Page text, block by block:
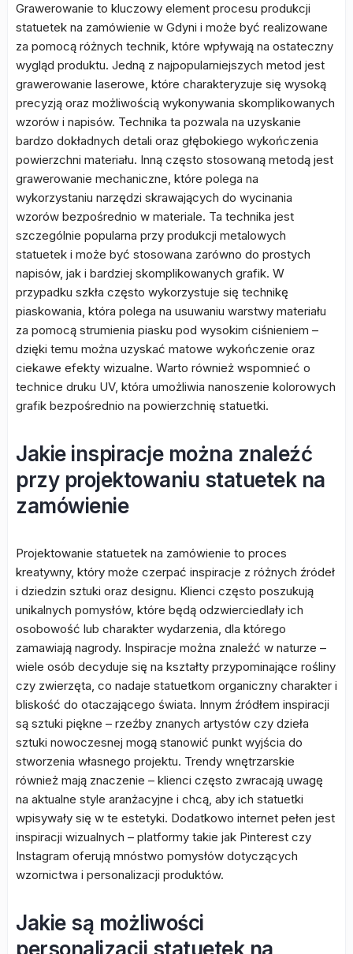
Grawerowanie to kluczowy element procesu produkcji
statuetek na zamówienie w Gdyni i może być realizowane
za pomocą różnych technik, które wpływają na ostateczny
wygląd produktu. Jedną z najpopularniejszych metod jest
grawerowanie laserowe, które charakteryzuje się wysoką
precyzją oraz możliwością wykonywania skomplikowanych
wzorów i napisów. Technika ta pozwala na uzyskanie
bardzo dokładnych detali oraz głębokiego wykończenia
powierzchni materiału. Inną często stosowaną metodą jest
grawerowanie mechaniczne, które polega na
wykorzystaniu narzędzi skrawających do wycinania
wzorów bezpośrednio w materiale. Ta technika jest
szczególnie popularna przy produkcji metalowych
statuetek i może być stosowana zarówno do prostych
napisów, jak i bardziej skomplikowanych grafik. W
przypadku szkła często wykorzystuje się technikę
piaskowania, która polega na usuwaniu warstwy materiału
za pomocą strumienia piasku pod wysokim ciśnieniem –
dzięki temu można uzyskać matowe wykończenie oraz
ciekawe efekty wizualne. Warto również wspomnieć o
technice druku UV, która umożliwia nanoszenie kolorowych
grafik bezpośrednio na powierzchnię statuetki.
Jakie inspiracje można znaleźć
przy projektowaniu statuetek na
zamówienie
Projektowanie statuetek na zamówienie to proces
kreatywny, który może czerpać inspiracje z różnych źródeł
i dziedzin sztuki oraz designu. Klienci często poszukują
unikalnych pomysłów, które będą odzwierciedlały ich
osobowość lub charakter wydarzenia, dla którego
zamawiają nagrody. Inspiracje można znaleźć w naturze –
wiele osób decyduje się na kształty przypominające rośliny
czy zwierzęta, co nadaje statuetkom organiczny charakter i
bliskość do otaczającego świata. Innym źródłem inspiracji
są sztuki piękne – rzeźby znanych artystów czy dzieła
sztuki nowoczesnej mogą stanowić punkt wyjścia do
stworzenia własnego projektu. Trendy wnętrzarskie
również mają znaczenie – klienci często zwracają uwagę
na aktualne style aranżacyjne i chcą, aby ich statuetki
wpisywały się w te estetyki. Dodatkowo internet pełen jest
inspiracji wizualnych – platformy takie jak Pinterest czy
Instagram oferują mnóstwo pomysłów dotyczących
wzornictwa i personalizacji produktów.
Jakie są możliwości
personalizacji statuetek na